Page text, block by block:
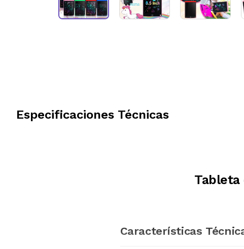
Especificaciones Técnicas
Tableta
Características